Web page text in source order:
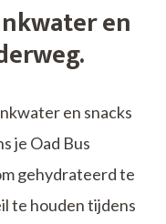
en
en snacks
je Oad Bus
gehydrateerd te
te houden tijdens